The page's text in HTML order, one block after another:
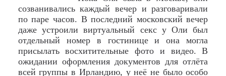
созванивались каждый вечер и разговаривали
по паре часов. В последний московский вечер
даже устроили виртуальный секс у Оли был
отдельный номер в гостинице и она могла
присылать восхитительные фото и видео. В
ожидании оформления документов для отлёта
всей группы в Ирландию, у неё не было особо